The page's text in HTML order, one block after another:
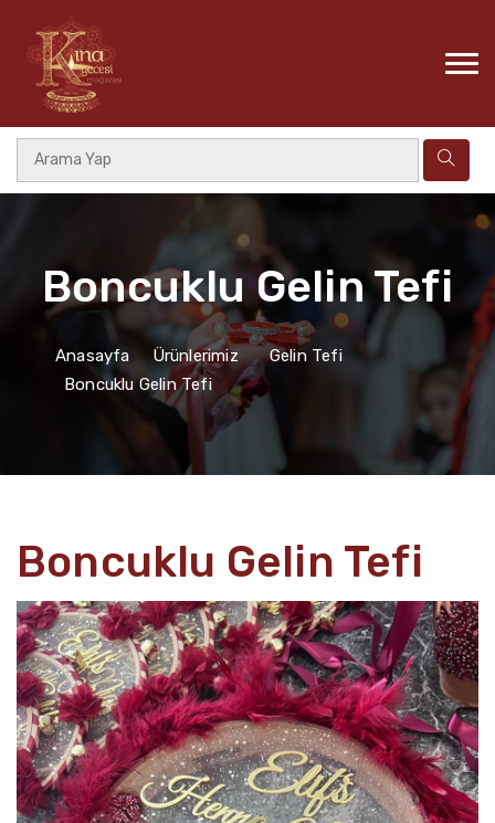
Boncuklu Gelin Tefi
Anasayfa Ürünlerimiz
Gelin Tefi
Boncuklu Gelin Tefi
Boncuklu Gelin Tefi